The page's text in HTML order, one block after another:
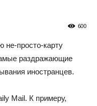
600
не-просто-карту
раздражающие
иностранцев.
Mail. К примеру,